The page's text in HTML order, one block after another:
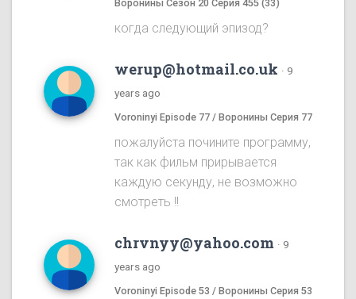
Воронины Сезон 20 Серия 455 (33)
когда следующий эпизод?
werup@hotmail.co.uk · 9
years ago
Voroninyi Episode 77 / Воронины Серия 77
пожалуйста почините программу,
так как фильм прирывается
каждую секунду, не возможно
смотреть !!
chrvnyy@yahoo.com · 9
years ago
Voroninyi Episode 53 / Воронины Серия 53